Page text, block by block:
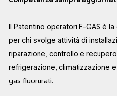
Il Patentino operatori F-GAS è
per chi svolge attività di
riparazione, controllo e
refrigerazione, climatizzazione
gas fluorurati.